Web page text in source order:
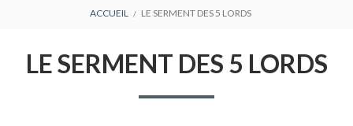
D'ARIANE
ACCUEIL LE SERMENT DES 5 LORDS
LE SERMENT DES 5 LORDS